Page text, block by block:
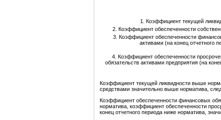
1. Коэффициент текущей
2. Коэффициент обеспеченности
3. Коэффициент обеспеченности
активами (на конец отчетного
4. Коэффициент обеспеченности
обязательств активами предприятия (на
Коэффициент текущей ликвидности выше
средствами значительно выше норматива,
Коэффициент обеспеченности финансовых
норматива, коэффициент обеспеченности
конец отчетного периода ниже норматива,